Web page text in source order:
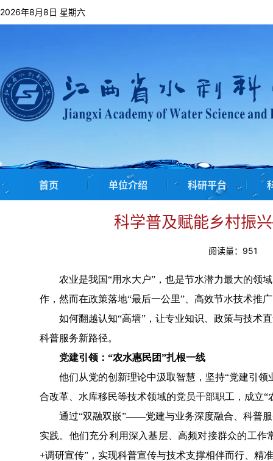
2026年8月8日 星期六
首页 单位介绍 科研平台
科学普及赋能乡村振
阅读量： 951
农业是我国“用水大户”，也是节水潜力最大的领域
作， 然而在政策落地“最后一公里” 、高效节水技术推广
如何翻越认知“高墙”，让专业知识、政策与技术
科普服务新路径。
党建引领： “农水惠民团”扎根一线
他们从党的创新理论中汲取智慧， 坚持“党建引领
合改革、水库移民等技术领域的党员干部职工 ，成立“
通过“双融双嵌”——党建与业务深度融合、 科普
实践。 他们充分利用深入基层、高频对接群众的工作
+调研宣传” ，实现科普宣传与技术支撑相伴而行、精